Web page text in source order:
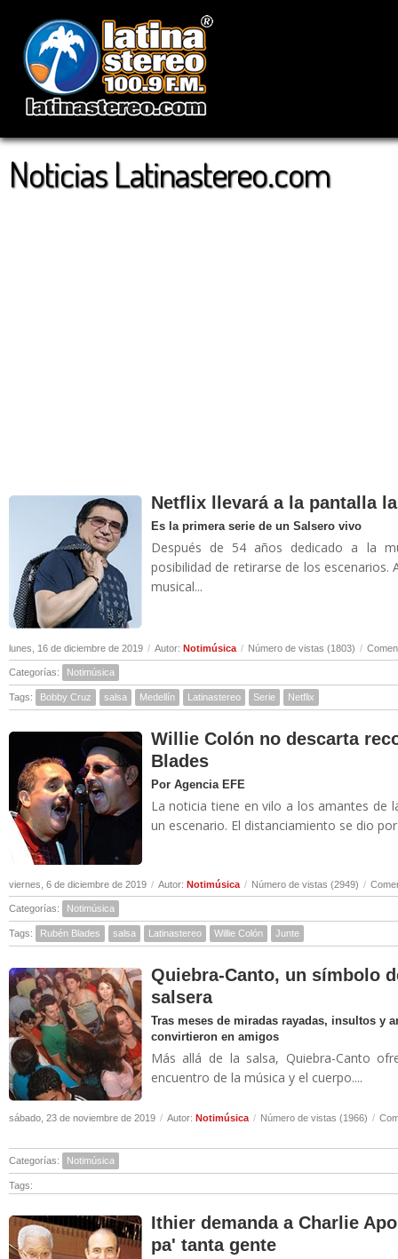
Noticias Latinastereo.com
Netflix llevará a la pantalla
Es la primera serie de un Salsero vivo
Después de 54 años dedicado a la
posibilidad de retirarse de los
musical...
lunes, 16 de diciembre de 2019 / Autor: Notimúsica / Número de vistas (1803) /
Categorías: Notimúsica
Tags: Bobby Cruz salsa Medellín Latinastereo Serie Netflix
Willie Colón no descarta
Blades
Por Agencia EFE
La noticia tiene en vilo a los amantes de
un escenario. El distanciamiento se dio
viernes, 6 de diciembre de 2019 / Autor: Notimúsica / Número de vistas (2949) /
Categorías: Notimúsica
Tags: Rubén Blades salsa Latinastereo Willie Colón Junte
Quiebra-Canto, un símbolo
salsera
Tras meses de miradas rayadas, insultos y
convirtieron en amigos
Más allá de la salsa, Quiebra-Canto
encuentro de la música y el cuerpo....
sábado, 23 de noviembre de 2019 / Autor: Notimúsica / Número de vistas (1966) /
Categorías: Notimúsica
Tags:
Ithier demanda a Charlie
pa' tanta gente